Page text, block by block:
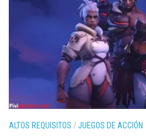
ALTOS REQUISITOS /JUEGOS DE ACCIÓN